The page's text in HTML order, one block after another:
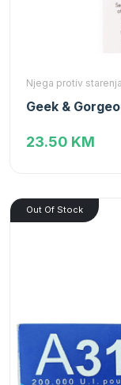
Njega protiv starenja
Geek &
23.50 KM
Out Of Stock